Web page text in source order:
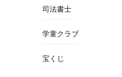
司法書士
学童クラブ
宝くじ